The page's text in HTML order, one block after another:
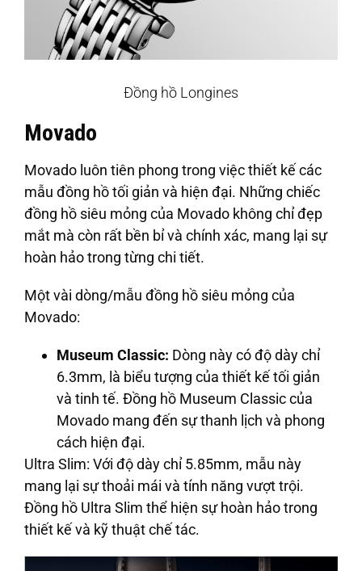
Đồng hồ Longines
Movado
Movado luôn tiên phong trong việc thiết kế các
mẫu đồng hồ tối giản và hiện đại. Những chiếc
đồng hồ siêu mỏng của Movado không chỉ đẹp
mắt mà còn rất bền bỉ và chính xác, mang lại sự
hoàn hảo trong từng chi tiết.
Một vài dòng/mẫu đồng hồ siêu mỏng của
Movado:
Museum Classic: Dòng này có độ dày chỉ
6.3mm, là biểu tượng của thiết kế tối giản
và tinh tế. Đồng hồ Museum Classic của
Movado mang đến sự thanh lịch và phong
cách hiện đại.
Ultra Slim: Với độ dày chỉ 5.85mm, mẫu này
mang lại sự thoải mái và tính năng vượt trội.
Đồng hồ Ultra Slim thể hiện sự hoàn hảo trong
thiết kế và kỹ thuật chế tác.